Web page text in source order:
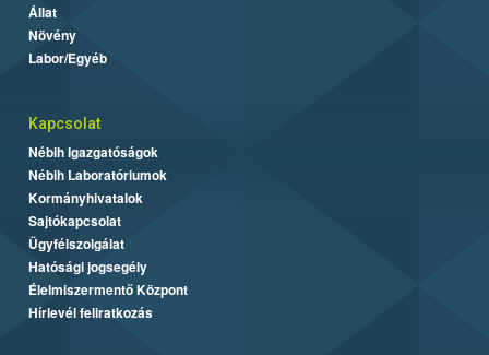
Állat
Növény
Labor/Egyéb
Kapcsolat
Nébih Igazgatóságok
Nébih Laboratóriumok
Kormányhivatalok
Sajtókapcsolat
Ügyfélszolgálat
Hatósági jogsegély
Élelmiszermentő Központ
Hírlevél feliratkozás